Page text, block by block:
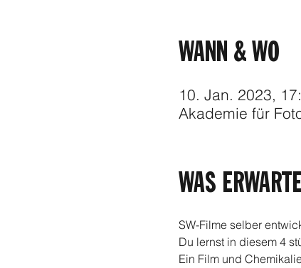
WANN & WO
10. Jan. 2023,
Akademie für
WAS
SW-Filme selber
Du lernst in diesem 4
Ein Film und